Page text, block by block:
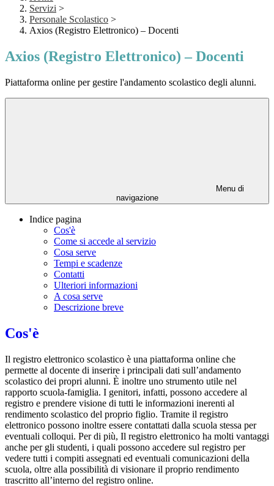
Servizi >
Personale Scolastico >
Axios (Registro Elettronico) – Docenti
Axios (Registro Elettronico) – Docenti
Piattaforma online per gestire l'andamento scolastico degli alunni.
Menu di
navigazione
Indice pagina
Cos'è
Come si accede al servizio
Cosa serve
Tempi e scadenze
Contatti
Ulteriori informazioni
A cosa serve
Descrizione breve
Cos'è
Il registro elettronico scolastico è una piattaforma online che
permette al docente di inserire i principali dati sull’andamento
scolastico dei propri alunni. È inoltre uno strumento utile nel
rapporto scuola-famiglia. I genitori, infatti, possono accedere al
registro e prendere visione di tutti le informazioni inerenti al
rendimento scolastico del proprio figlio. Tramite il registro
elettronico possono inoltre essere contattati dalla scuola stessa per
eventuali colloqui. Per di più, Il registro elettronico ha molti vantaggi
anche per gli studenti, i quali possono accedere sul registro per
vedere tutti i compiti assegnati ed eventuali comunicazioni della
scuola, oltre alla possibilità di visionare il proprio rendimento
trascritto all’interno del registro online.